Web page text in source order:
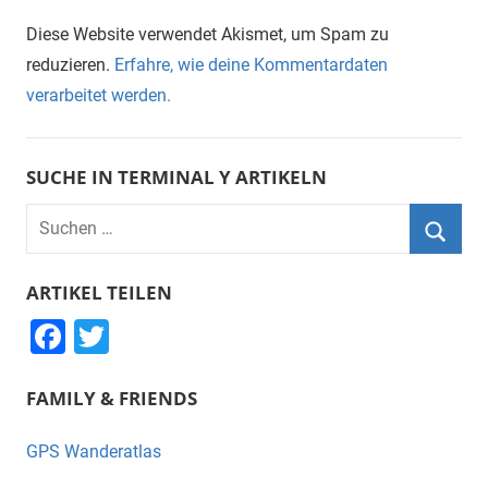
Diese Website verwendet Akismet, um Spam zu
reduzieren. Erfahre, wie deine Kommentardaten
verarbeitet werden.
SUCHE IN TERMINAL Y ARTIKELN
Suchen
nach:
ARTIKEL TEILEN
F
c
e
tt
er
FAMILY & FRIENDS
GPS Wanderatlas